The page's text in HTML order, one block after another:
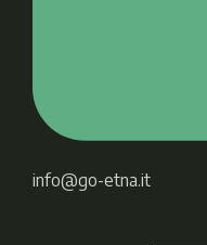
info@go-etna.it